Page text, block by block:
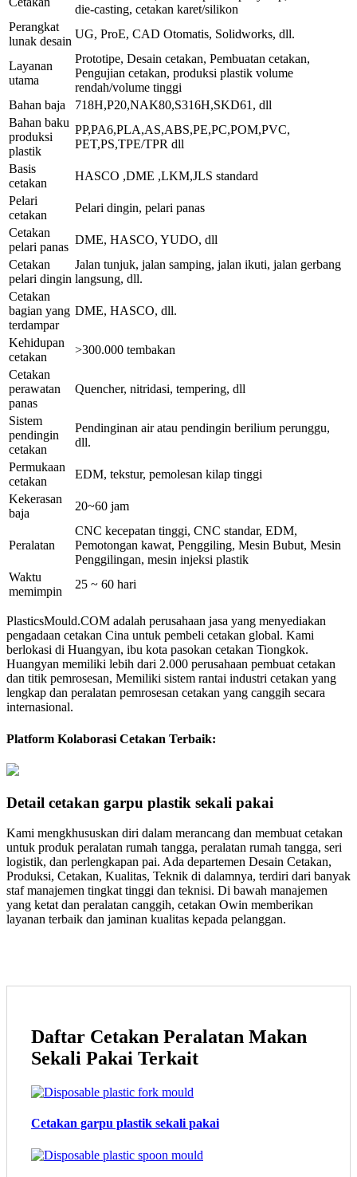
die-casting, cetakan karet/silikon
Perangkat
lunak desain
UG, ProE, CAD Otomatis, Solidworks, dll.
Layanan
utama
Prototipe, Desain cetakan, Pembuatan cetakan,
Pengujian cetakan, produksi plastik volume
rendah/volume tinggi
Bahan baja
718H,P20,NAK80,S316H,SKD61, dll
Bahan baku
produksi
plastik
PP,PA6,PLA,AS,ABS,PE,PC,POM,PVC,
PET,PS,TPE/TPR dll
Basis
cetakan
HASCO ,DME ,LKM,JLS standard
Pelari
cetakan
Pelari dingin, pelari panas
Cetakan
pelari panas
DME, HASCO, YUDO, dll
Cetakan
pelari dingin
Jalan tunjuk, jalan samping, jalan ikuti, jalan gerbang
langsung, dll.
Cetakan
bagian yang
terdampar
DME, HASCO, dll.
Kehidupan
cetakan
>300.000 tembakan
Cetakan
perawatan
panas
Quencher, nitridasi, tempering, dll
Sistem
pendingin
cetakan
Pendinginan air atau pendingin berilium perunggu,
dll.
Permukaan
cetakan
EDM, tekstur, pemolesan kilap tinggi
Kekerasan
baja
20~60 jam
Peralatan
CNC kecepatan tinggi, CNC standar, EDM,
Pemotongan kawat, Penggiling, Mesin Bubut, Mesin
Penggilingan, mesin injeksi plastik
Waktu
memimpin
25 ~ 60 hari
PlasticsMould.COM adalah perusahaan jasa yang menyediakan
pengadaan cetakan Cina untuk pembeli cetakan global. Kami
berlokasi di Huangyan, ibu kota pasokan cetakan Tiongkok.
Huangyan memiliki lebih dari 2.000 perusahaan pembuat cetakan
dan titik pemrosesan, Memiliki sistem rantai industri cetakan yang
lengkap dan peralatan pemrosesan cetakan yang canggih secara
internasional.
Platform Kolaborasi Cetakan Terbaik:
Detail cetakan garpu plastik sekali pakai
Kami mengkhususkan diri dalam merancang dan membuat cetakan
untuk produk peralatan rumah tangga, peralatan rumah tangga, seri
logistik, dan perlengkapan pai. Ada departemen Desain Cetakan,
Produksi, Cetakan, Kualitas, Teknik di dalamnya, terdiri dari banyak
staf manajemen tingkat tinggi dan teknisi. Di bawah manajemen
yang ketat dan peralatan canggih, cetakan Owin memberikan
layanan terbaik dan jaminan kualitas kepada pelanggan.
Daftar Cetakan Peralatan Makan
Sekali Pakai Terkait
Cetakan garpu plastik sekali pakai